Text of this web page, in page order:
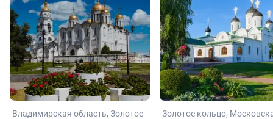
Владимирская область Золотое
Золотое кольцо